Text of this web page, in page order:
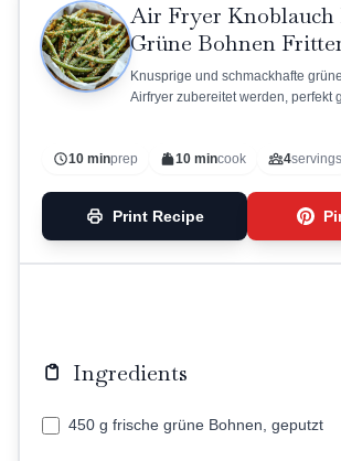
Air Fryer Knoblauch
Grüne Bohnen
Knusprige und schmackhafte
Airfryer zubereitet werden, perfekt
10 minprep 10 mincook 4servings
Print Recipe
Ingredients
450 g frische grüne Bohnen, geputzt